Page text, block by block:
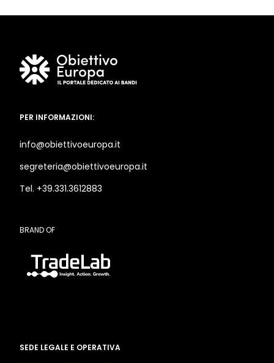
PER INFORMAZIONI:
info@obiettivoeuropa.it
segreteria@obiettivoeuropa.it
Tel. +39.331.3612883
BRAND OF
SEDE LEGALE E OPERATIVA